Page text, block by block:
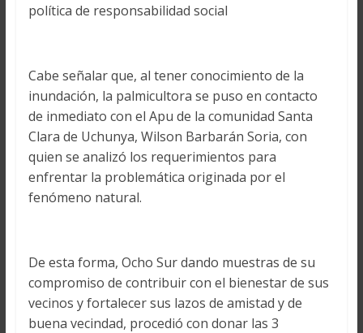
política de responsabilidad social
Cabe señalar que, al tener conocimiento de la
inundación, la palmicultora se puso en contacto
de inmediato con el Apu de la comunidad Santa
Clara de Uchunya, Wilson Barbarán Soria, con
quien se analizó los requerimientos para
enfrentar la problemática originada por el
fenómeno natural.
De esta forma, Ocho Sur dando muestras de su
compromiso de contribuir con el bienestar de sus
vecinos y fortalecer sus lazos de amistad y de
buena vecindad, procedió con donar las 3